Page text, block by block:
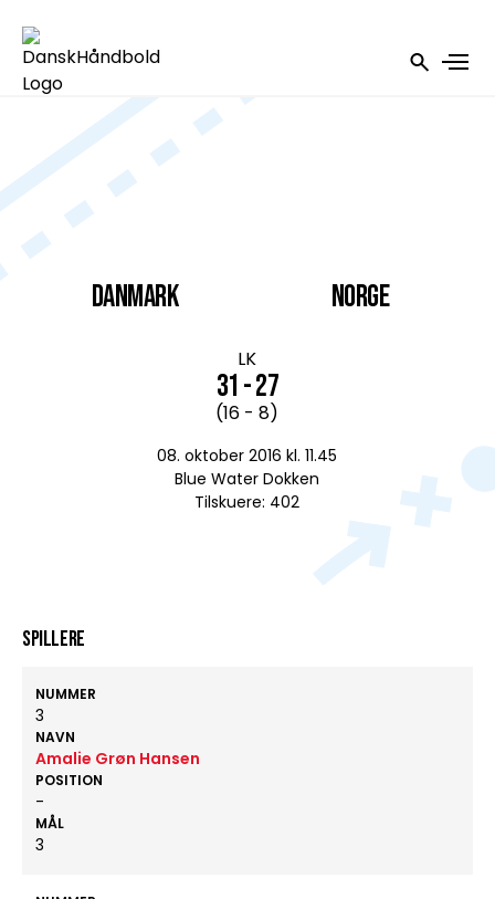
DANMARK
LK
31 - 27
(16 - 8)
08. oktober 2016 kl. 11.45
Blue Water Dokken
Tilskuere: 402
Norge
Spillere
NUMMER
3
NAVN
Amalie Grøn Hansen
POSITION
-
MÅL
3